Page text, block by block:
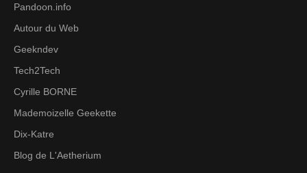
Pandoon.info
Autour du Web
Geekndev
Tech2Tech
Cyrille BORNE
Mademoizelle Geekette
Dix-Katre
Blog de L'Aetherium